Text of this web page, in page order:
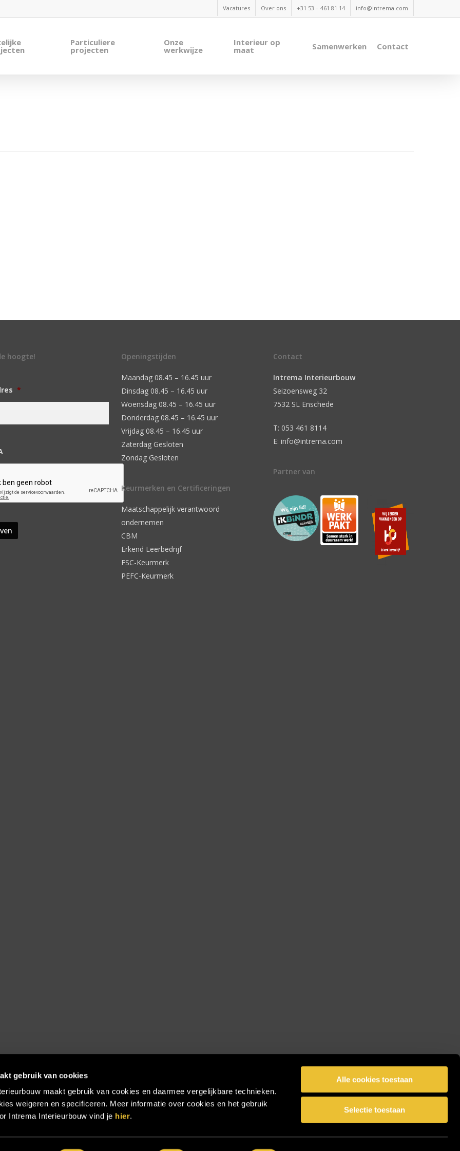
gebruik van cookies
maakt gebruik van cookies en daarmee vergelijkbare technieken.
weigeren en specificeren. Meer informatie over cookies en het gebruik
Intrema Interieurbouw vind je hier.
Alle cookies toestaan
Selectie toestaan
Vacatures Over ons +31 53 – 461 81 14 info@intrema.com
Particuliere
projecten
Onze
werkwijze
Interieur op
maat Samenwerken Contact
hoogte!
*
Openingstijden
Maandag 08.45 – 16.45 uur
Dinsdag 08.45 – 16.45 uur
Woensdag 08.45 – 16.45 uur
Donderdag 08.45 – 16.45 uur
Vrijdag 08.45 – 16.45 uur
Zaterdag Gesloten
Zondag Gesloten
Keurmerken en Certificeringen
Maatschappelijk verantwoord
ondernemen
CBM
Erkend Leerbedrijf
FSC-Keurmerk
PEFC-Keurmerk
Contact
Intrema Interieurbouw
Seizoensweg 32
7532 SL Enschede
T: 053 461 8114
E: info@intrema.com
Partner van
facebookpinterestlinkedininstagram